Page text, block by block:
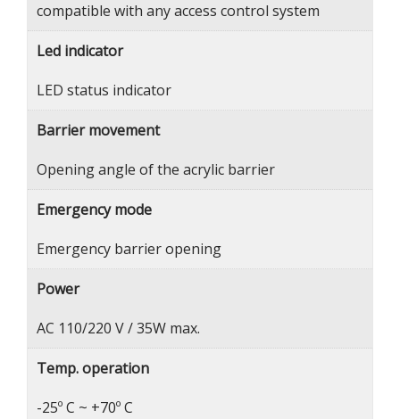
compatible with any access control system
Led indicator
LED status indicator
Barrier movement
Opening angle of the acrylic barrier
Emergency mode
Emergency barrier opening
Power
AC 110/220 V / 35W max.
Temp. operation
-25º C ~ +70º C